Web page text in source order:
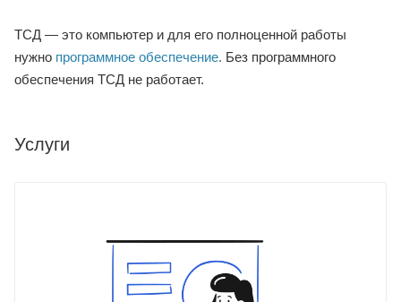
ТСД — это компьютер и для его полноценной работы
нужно программное обеспечение. Без программного
обеспечения ТСД не работает.
Услуги